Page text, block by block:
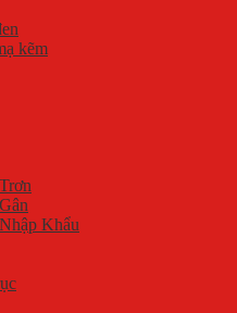
kẽm
Khẩu